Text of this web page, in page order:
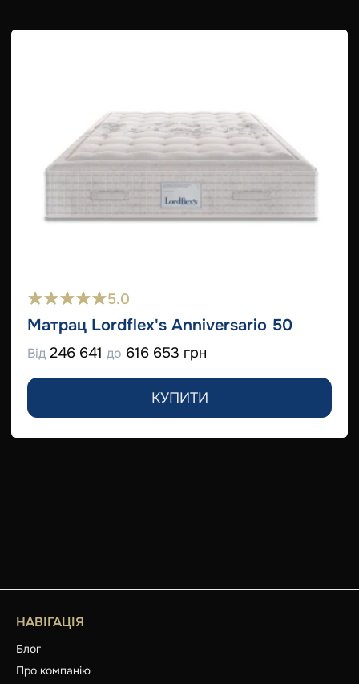
5.0
Матрац Lordflex's Anniversario 50
Від 246 641 до 616 653 грн
КУПИТИ
НАВІГАЦІЯ
Блог
Про компанію